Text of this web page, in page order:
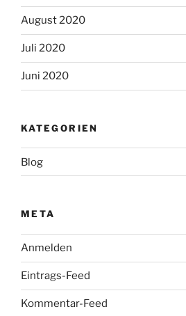
August 2020
Juli 2020
Juni 2020
KATEGORIEN
Blog
META
Anmelden
Eintrags-Feed
Kommentar-Feed